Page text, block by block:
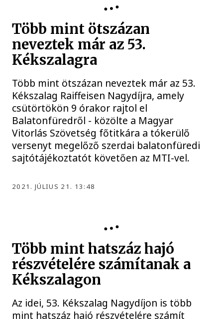
Több mint ötszázan
neveztek már az 53.
Kékszalagra
Több mint ötszázan neveztek már az 53.
Kékszalag Raiffeisen Nagydíjra, amely
csütörtökön 9 órakor rajtol el
Balatonfüredről - közölte a Magyar
Vitorlás Szövetség főtitkára a tókerülő
versenyt megelőző szerdai balatonfüredi
sajtótájékoztatót követően az MTI-vel.
2021. JÚLIUS 21. 13:48
Több mint hatszáz hajó
részvételére számítanak a
Kékszalagon
Az idei, 53. Kékszalag Nagydíjon is több
mint hatszáz hajó részvételére számít